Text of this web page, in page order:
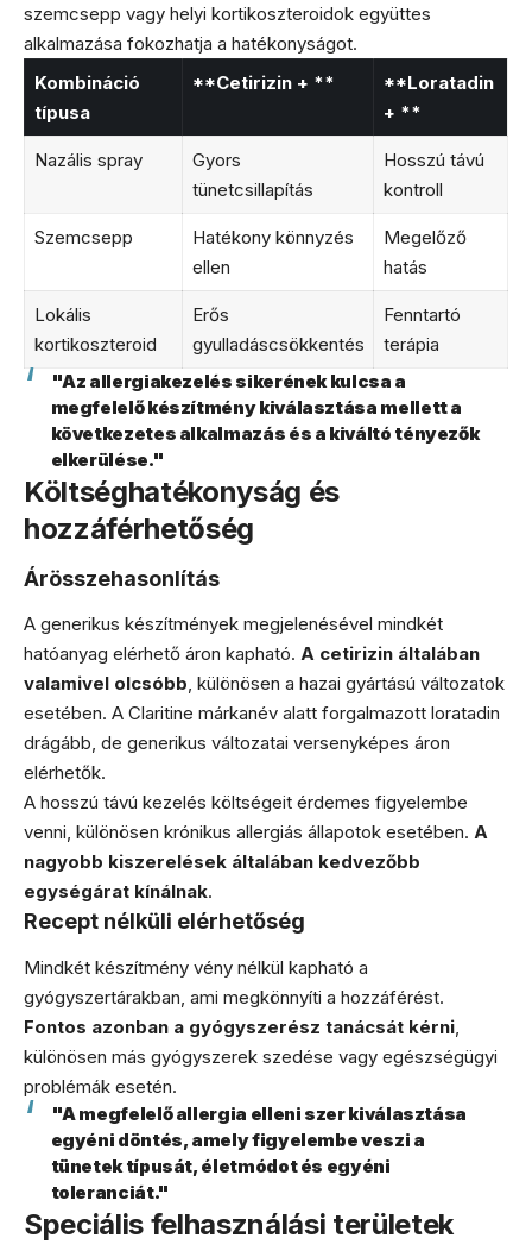
szemcsepp vagy helyi kortikoszteroidok együttes
alkalmazása fokozhatja a hatékonyságot.
Kombináció
típusa
**Cetirizin + **
**Loratadin
+ **
Nazális spray
Gyors
tünetcsillapítás
Hosszú távú
kontroll
Szemcsepp
Hatékony könnyzés
ellen
Megelőző
hatás
Lokális
kortikoszteroid
Erős
gyulladáscsökkentés
Fenntartó
terápia
"Az allergiakezelés sikerének kulcsa a
megfelelő készítmény kiválasztása mellett a
következetes alkalmazás és a kiváltó tényezők
elkerülése."
Költséghatékonyság és
hozzáférhetőség
Árösszehasonlítás
A generikus készítmények megjelenésével mindkét
hatóanyag elérhető áron kapható. A cetirizin általában
valamivel olcsóbb, különösen a hazai gyártású változatok
esetében. A Claritine márkanév alatt forgalmazott loratadin
drágább, de generikus változatai versenyképes áron
elérhetők.
A hosszú távú kezelés költségeit érdemes figyelembe
venni, különösen krónikus allergiás állapotok esetében. A
nagyobb kiszerelések általában kedvezőbb
egységárat kínálnak.
Recept nélküli elérhetőség
Mindkét készítmény vény nélkül kapható a
gyógyszertárakban, ami megkönnyíti a hozzáférést.
Fontos azonban a gyógyszerész tanácsát kérni,
különösen más gyógyszerek szedése vagy egészségügyi
problémák esetén.
"A megfelelő allergia elleni szer kiválasztása
egyéni döntés, amely figyelembe veszi a
tünetek típusát, életmódot és egyéni
toleranciát."
Speciális felhasználási területek